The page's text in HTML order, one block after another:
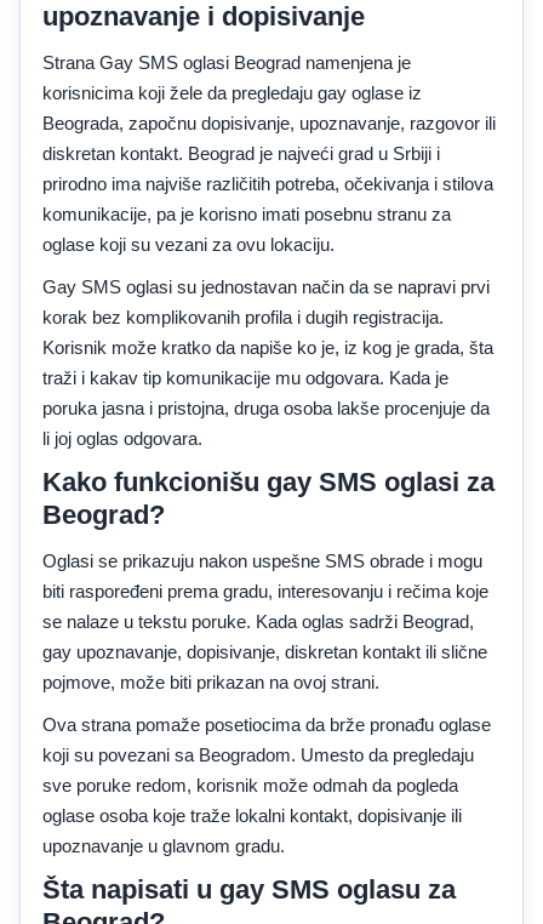
upoznavanje i dopisivanje
Strana Gay SMS oglasi Beograd namenjena je
korisnicima koji žele da pregledaju gay oglase iz
Beograda, započnu dopisivanje, upoznavanje, razgovor ili
diskretan kontakt. Beograd je najveći grad u Srbiji i
prirodno ima najviše različitih potreba, očekivanja i stilova
komunikacije, pa je korisno imati posebnu stranu za
oglase koji su vezani za ovu lokaciju.
Gay SMS oglasi su jednostavan način da se napravi prvi
korak bez komplikovanih profila i dugih registracija.
Korisnik može kratko da napiše ko je, iz kog je grada, šta
traži i kakav tip komunikacije mu odgovara. Kada je
poruka jasna i pristojna, druga osoba lakše procenjuje da
li joj oglas odgovara.
Kako funkcionišu gay SMS oglasi za
Beograd?
Oglasi se prikazuju nakon uspešne SMS obrade i mogu
biti raspoređeni prema gradu, interesovanju i rečima koje
se nalaze u tekstu poruke. Kada oglas sadrži Beograd,
gay upoznavanje, dopisivanje, diskretan kontakt ili slične
pojmove, može biti prikazan na ovoj strani.
Ova strana pomaže posetiocima da brže pronađu oglase
koji su povezani sa Beogradom. Umesto da pregledaju
sve poruke redom, korisnik može odmah da pogleda
oglase osoba koje traže lokalni kontakt, dopisivanje ili
upoznavanje u glavnom gradu.
Šta napisati u gay SMS oglasu za